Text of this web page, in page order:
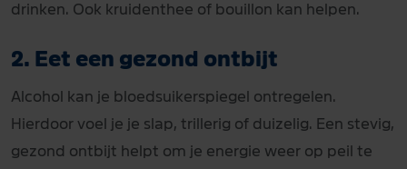
drinken. Ook kruidenthee of bouillon kan helpen.
2. Eet een gezond ontbijt
Alcohol kan je bloedsuikerspiegel ontregelen.
Hierdoor voel je je slap, trillerig of duizelig. Een stevig,
gezond ontbijt helpt om je energie weer op peil te